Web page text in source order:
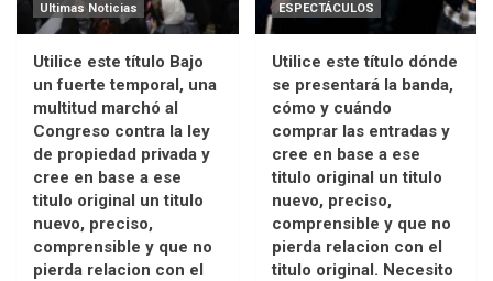
Ultimas Noticias
Utilice este título Bajo
un fuerte temporal, una
multitud marchó al
Congreso contra la ley
de propiedad privada y
cree en base a ese
titulo original un titulo
nuevo, preciso,
comprensible y que no
pierda relacion con el
ESPECTÁCULOS
Utilice este título dónde
se presentará la banda,
cómo y cuándo
comprar las entradas y
cree en base a ese
titulo original un titulo
nuevo, preciso,
comprensible y que no
pierda relacion con el
titulo original. Necesito